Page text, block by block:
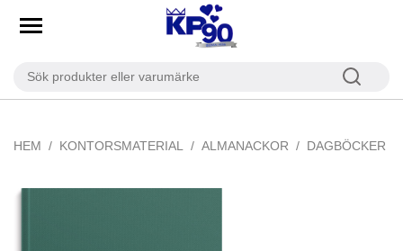
HEM KONTORSMATERIAL ALMANACKOR DAGBÖCKER